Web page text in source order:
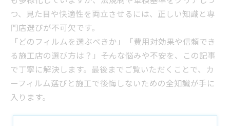
つ、見た目や快適性を両立させるには、正しい知識と専
門店選びが不可欠です。
「どのフィルムを選ぶべきか」「費用対効果や信頼でき
る施工店の選び方は？」――そんな悩みや不安を、この記事
で丁寧に解決します。最後までご覧いただくことで、カ
ーフィルム選びと施工で後悔しないための全知識が手に
入ります。